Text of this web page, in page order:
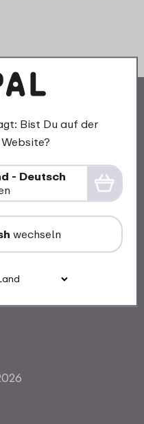
Bist Du auf der
- Deutsch
wechseln